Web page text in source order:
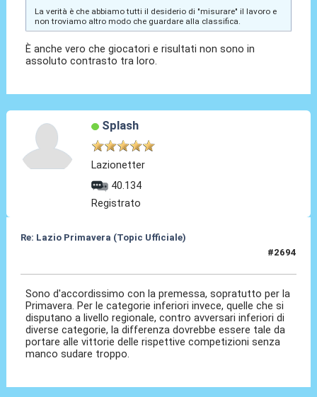
La verità è che abbiamo tutti il desiderio di "misurare" il lavoro e
non troviamo altro modo che guardare alla classifica.
È anche vero che giocatori e risultati non sono in
assoluto contrasto tra loro.
Splash
Lazionetter
40.134
Registrato
Re: Lazio Primavera (Topic Ufficiale)
#2694
Sono d'accordissimo con la premessa, sopratutto per la
Primavera. Per le categorie inferiori invece, quelle che si
disputano a livello regionale, contro avversari inferiori di
diverse categorie, la differenza dovrebbe essere tale da
portare alle vittorie delle rispettive competizioni senza
manco sudare troppo.